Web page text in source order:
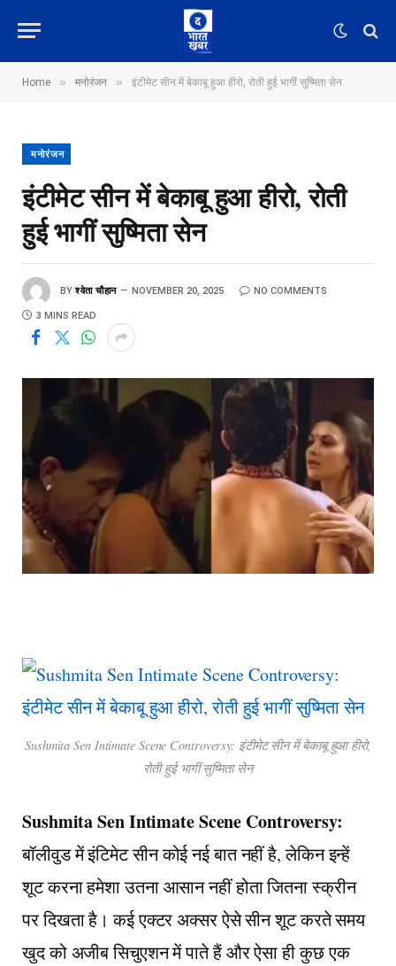
Home » मनोरंजन » इंटीमेट सीन में बेकाबू हुआ हीरो, रोती हुई भागीं सुष्मिता सेन
मनोरंजन
इंटीमेट सीन में बेकाबू हुआ हीरो, रोती
हुई भागीं सुष्मिता सेन
BY श्वेता चौहान NOVEMBER 20, 2025 NO COMMENTS
3 MINS READ
Sushmita Sen Intimate Scene Controversy: इंटीमेट सीन में बेकाबू हुआ हीरो,
रोती हुई भागीं सुष्मिता सेन
Sushmita Sen Intimate Scene Controversy:
बॉलीवुड में इंटिमेट सीन कोई नई बात नहीं है, लेकिन इन्हें
शूट करना हमेशा उतना आसान नहीं होता जितना स्क्रीन
पर दिखता है। कई एक्टर अक्सर ऐसे सीन शूट करते समय
खुद को अजीब सिचुएशन में पाते हैं और ऐसा ही कुछ एक